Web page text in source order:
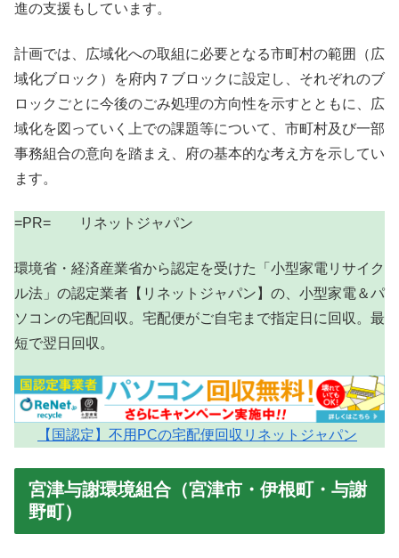
進の支援もしています。
計画では、広域化への取組に必要となる市町村の範囲（広
域化ブロック）を府内７ブロックに設定し、それぞれのブ
ロックごとに今後のごみ処理の方向性を示すとともに、広
域化を図っていく上での課題等について、市町村及び一部
事務組合の意向を踏まえ、府の基本的な考え方を示してい
ます。
=PR= リネットジャパン
環境省・経済産業省から認定を受けた「小型家電リサイク
ル法」の認定業者【リネットジャパン】の、小型家電＆パ
ソコンの宅配回収。宅配便がご自宅まで指定日に回収。最
短で翌日回収。
【国認定】不用PCの宅配便回収リネットジャパン
宮津与謝環境組合（宮津市・伊根町・与謝
野町）